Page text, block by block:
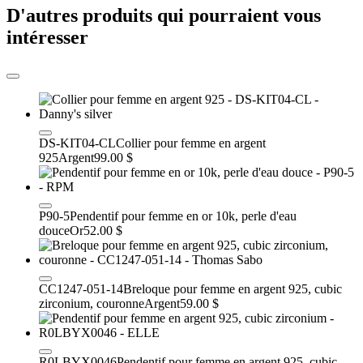
D'autres produits qui pourraient vous
intéresser
DS-KIT04-CLCollier pour femme en argent
925Argent99.00 $
P90-5Pendentif pour femme en or 10k, perle d'eau
douceOr52.00 $
CC1247-051-14Breloque pour femme en argent 925, cubic
zirconium, couronneArgent59.00 $